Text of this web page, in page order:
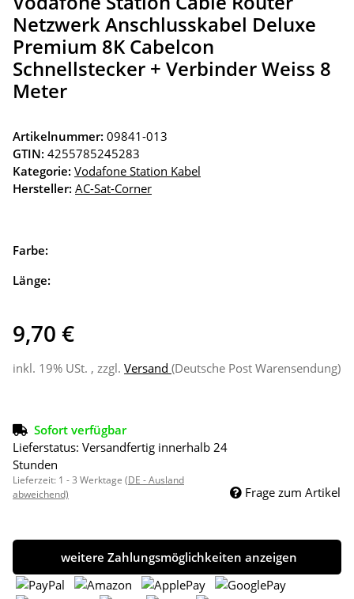
Netzwerk Anschlusskabel Deluxe
Premium 8K Cabelcon
Schnellstecker + Verbinder Weiss 8
Meter
Artikelnummer: 09841-013
GTIN: 4255785245283
Kategorie: Vodafone Station Kabel
Hersteller: AC-Sat-Corner
Farbe:
Länge:
9,70 €
inkl. 19% USt. , zzgl. Versand (Deutsche Post Warensendung)
Sofort verfügbar
Lieferstatus: Versandfertig innerhalb 24
Stunden
Lieferzeit: 1 - 3 Werktage (DE - Ausland
abweichend)
Frage zum Artikel
weitere Zahlungsmöglichkeiten anzeigen